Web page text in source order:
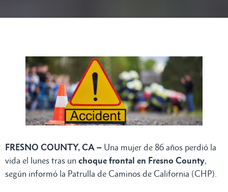
FRESNO COUNTY, CA – Una mujer de 86 años perdió la
vida el lunes tras un choque frontal en Fresno County,
según informó la Patrulla de Caminos de California (CHP).